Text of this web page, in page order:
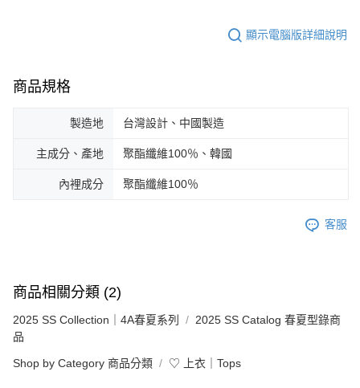
顯示電腦版詳細說明
商品規格
製造地 台灣設計、中國製造
主成分、產地 聚酯纖維100％、韓國
內裡成分 聚酯纖維100％
客服
商品相關分類 (2)
2025 SS Collection｜4A春夏系列
2025 SS Catalog 春夏型錄商
品
Shop by Category 商品分類 ♡ 上衣｜Tops